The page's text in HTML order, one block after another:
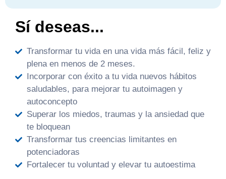
Sí deseas...
Transformar tu vida en una vida más fácil, feliz y
plena en menos de 2 meses.
Incorporar con éxito a tu vida nuevos hábitos
saludables, para mejorar tu autoimagen y
autoconcepto
Superar los miedos, traumas y la ansiedad que
te bloquean
Transformar tus creencias limitantes en
potenciadoras
Fortalecer tu voluntad y elevar tu autoestima